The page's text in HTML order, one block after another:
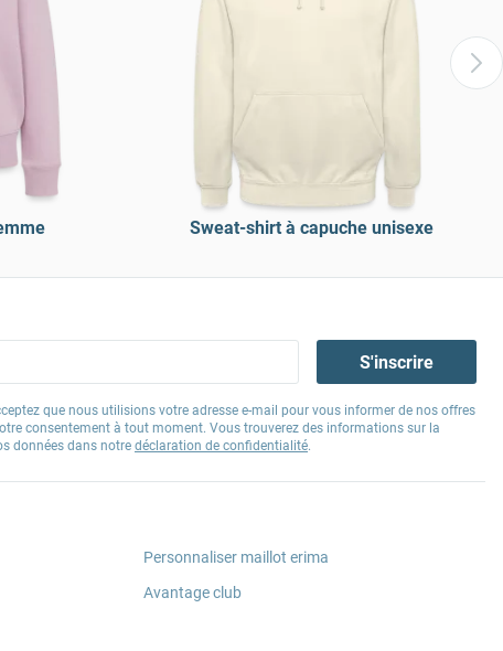
Sweat-shirt à capuche unisexe
S'inscrire
que nous utilisions votre adresse e-mail pour vous informer de nos offres
consentement à tout moment. Vous trouverez des informations sur la
données dans notre déclaration de confidentialité.
Personnaliser maillot erima
Avantage club